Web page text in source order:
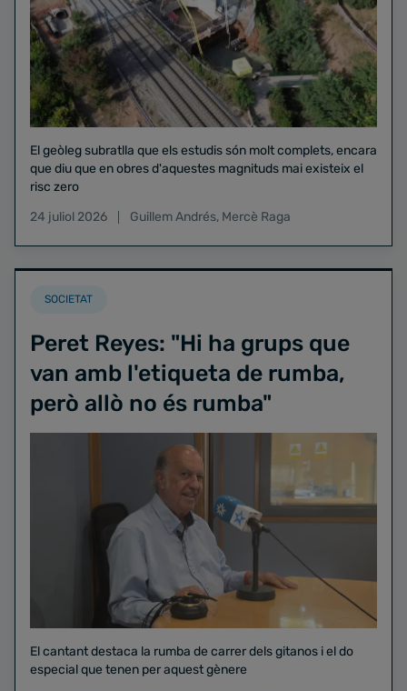
El geòleg subratlla que els estudis són molt complets, encara
que diu que en obres d'aquestes magnituds mai existeix el
risc zero
24 juliol 2026
Guillem Andrés, Mercè Raga
SOCIETAT
Peret Reyes: "Hi ha grups que
van amb l'etiqueta de rumba,
però allò no és rumba"
El cantant destaca la rumba de carrer dels gitanos i el do
especial que tenen per aquest gènere